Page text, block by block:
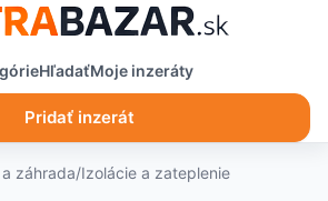
HľadaťMoje inzeráty
Pridať inzerát
záhrada/Izolácie a zateplenie